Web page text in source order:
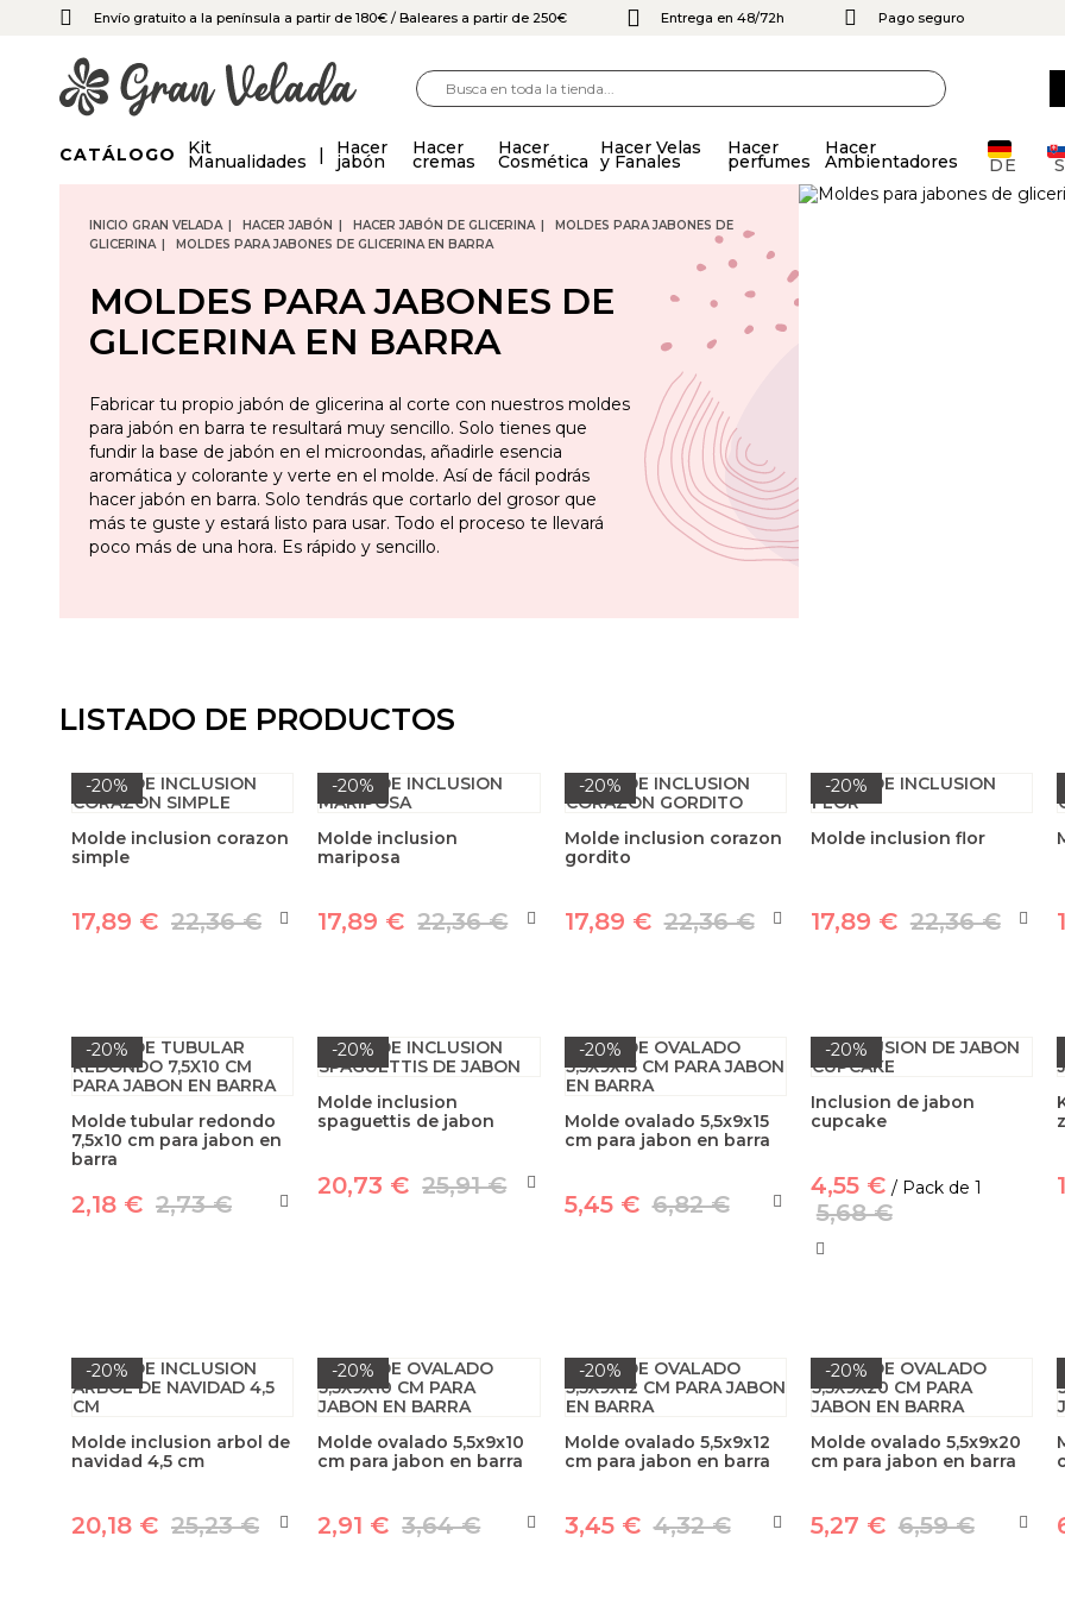
Envío gratuito a la península a partir de 180€ / Baleares a partir de 250€ Entrega en 48/72h Pago seguro
CATÁLOGO Kit
Manualidades
Hacer
jabón
Hacer
cremas
Hacer
Cosmética
Hacer Velas
y Fanales
Hacer
perfumes
Hacer
Ambientadores DE
INICIO GRAN VELADA HACER JABÓN HACER JABÓN DE GLICERINA
MOLDES PARA JABONES DE
GLICERINA
MOLDES PARA JABONES DE GLICERINA EN BARRA
MOLDES PARA JABONES DE
GLICERINA EN BARRA
Fabricar tu propio jabón de glicerina al corte con nuestros moldes
para jabón en barra te resultará muy sencillo. Solo tienes que
fundir la base de jabón en el microondas, añadirle esencia
aromática y colorante y verte en el molde. Así de fácil podrás
hacer jabón en barra. Solo tendrás que cortarlo del grosor que
más te guste y estará listo para usar. Todo el proceso te llevará
poco más de una hora. Es rápido y sencillo.
LISTADO DE PRODUCTOS
-20%
Molde inclusion corazon
simple
17,89 € 22,36 €
-20%
Molde inclusion
mariposa
17,89 € 22,36 €
-20%
Molde inclusion corazon
gordito
17,89 € 22,36 €
-20%
Molde inclusion flor
17,89 € 22,36 €
-20%
Molde tubular redondo
7,5x10 cm para jabon en
barra
2,18 € 2,73 €
-20%
Molde inclusion
spaguettis de jabon
20,73 € 25,91 €
-20%
Molde ovalado 5,5x9x15
cm para jabon en barra
5,45 € 6,82 €
-20%
Inclusion de jabon
cupcake
4,55 € / Pack de 1
5,68 €
-20%
Molde inclusion arbol de
navidad 4,5 cm
20,18 € 25,23 €
-20%
Molde ovalado 5,5x9x10
cm para jabon en barra
2,91 € 3,64 €
-20%
Molde ovalado 5,5x9x12
cm para jabon en barra
3,45 € 4,32 €
-20%
Molde ovalado 5,5x9x20
cm para jabon en barra
5,27 € 6,59 €